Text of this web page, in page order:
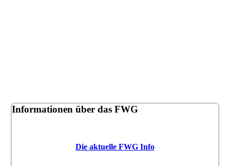
Informationen über das FWG
Die aktuelle FWG Info